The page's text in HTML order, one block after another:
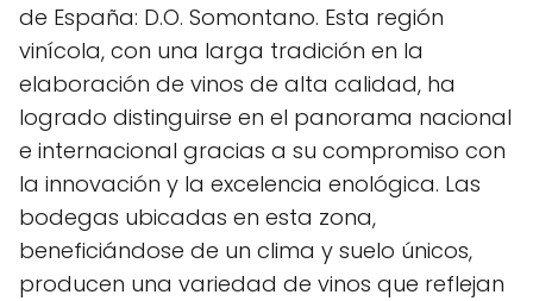
de España: D.O. Somontano. Esta región
vinícola, con una larga tradición en la
elaboración de vinos de alta calidad, ha
logrado distinguirse en el panorama nacional
e internacional gracias a su compromiso con
la innovación y la excelencia enológica. Las
bodegas ubicadas en esta zona,
beneficiándose de un clima y suelo únicos,
producen una variedad de vinos que reflejan